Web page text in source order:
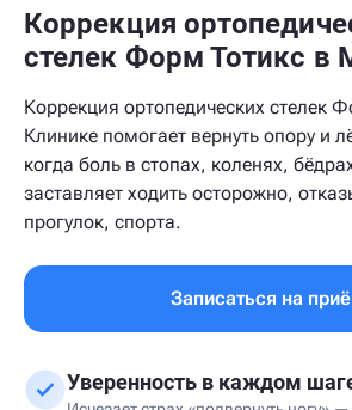
Коррекция
стелек Форм Тотикс в
Коррекция ортопедических стелек
Клинике помогает вернуть опору и
когда боль в стопах, коленях,
заставляет ходить осторожно,
прогулок, спорта.
Записаться на
Уверенность в каждом